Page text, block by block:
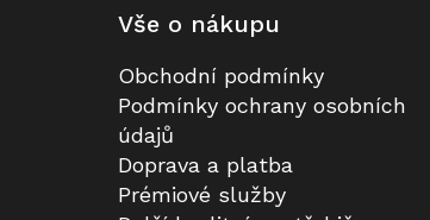
Podstavná vinotéka
6322 UG
Sada utěrek Miele
ks
Vše o nákupu
Obchodní podmínky
Podmínky ochrany osobních
údajů
Doprava a platba
Prémiové služby